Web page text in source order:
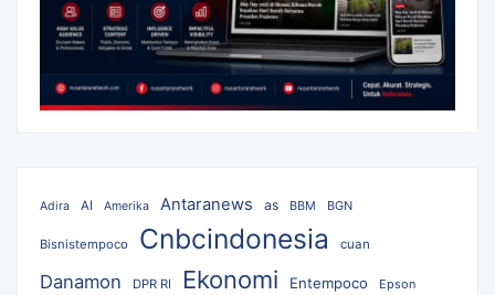
Adira AI Amerika Antaranews as BBM BGN
Bisnistempoco Cnbcindonesia cuan
Danamon DPR RI Ekonomi Entempoco Epson